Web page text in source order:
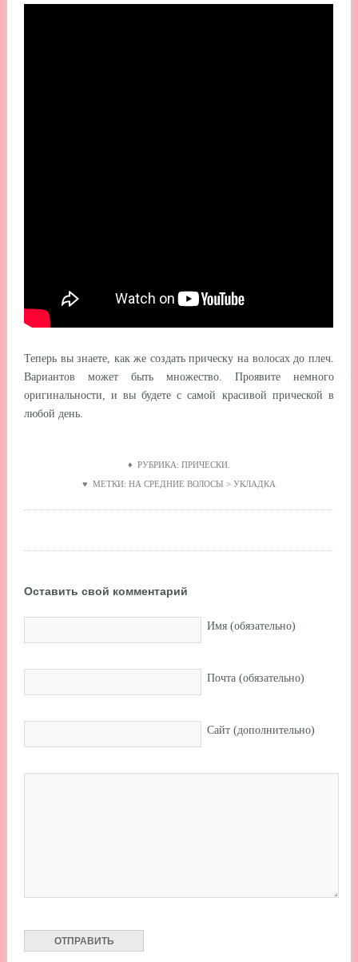
Теперь вы знаете, как же создать прическу на волосах до плеч.
Вариантов может быть множество. Проявите немного
оригинальности, и вы будете с самой красивой прической в
любой день.
♦ РУБРИКА: ПРИЧЕСКИ.
♥ МЕТКИ: НА СРЕДНИЕ ВОЛОСЫ > УКЛАДКА
Оставить свой комментарий
Имя (обязательно)
Почта (обязательно)
Сайт (дополнительно)